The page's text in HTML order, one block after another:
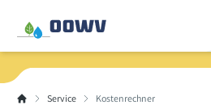
Service Kostenrechner